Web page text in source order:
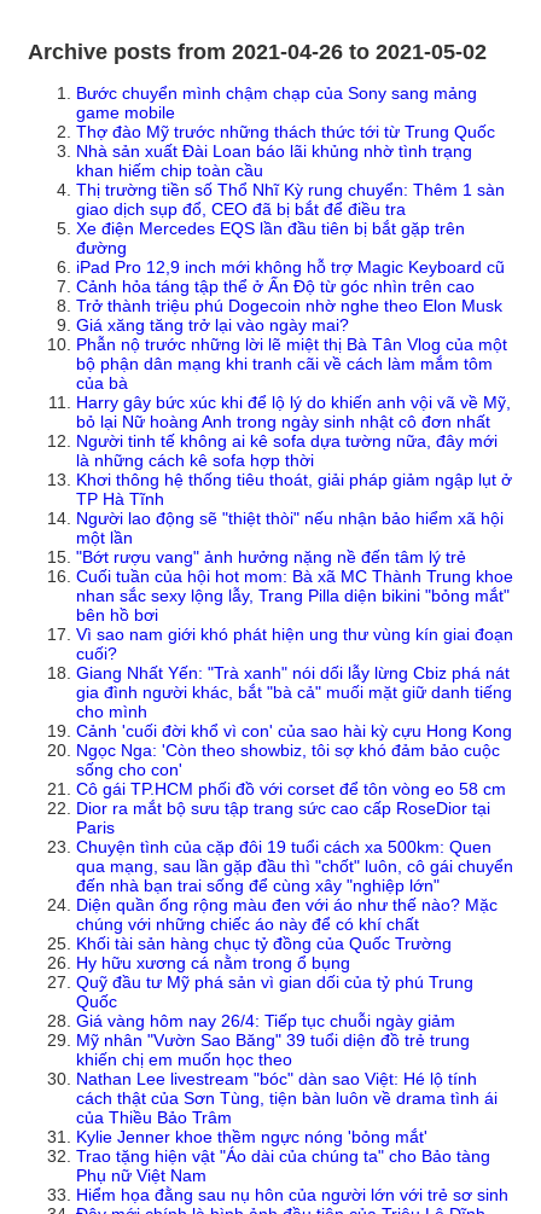
Archive posts from 2021-04-26 to 2021-05-02
Bước chuyển mình chậm chạp của Sony sang mảng
game mobile
Thợ đào Mỹ trước những thách thức tới từ Trung Quốc
Nhà sản xuất Đài Loan báo lãi khủng nhờ tình trạng
khan hiếm chip toàn cầu
Thị trường tiền số Thổ Nhĩ Kỳ rung chuyển: Thêm 1 sàn
giao dịch sụp đổ, CEO đã bị bắt để điều tra
Xe điện Mercedes EQS lần đầu tiên bị bắt gặp trên
đường
iPad Pro 12,9 inch mới không hỗ trợ Magic Keyboard cũ
Cảnh hỏa táng tập thể ở Ấn Độ từ góc nhìn trên cao
Trở thành triệu phú Dogecoin nhờ nghe theo Elon Musk
Giá xăng tăng trở lại vào ngày mai?
Phẫn nộ trước những lời lẽ miệt thị Bà Tân Vlog của một
bộ phận dân mạng khi tranh cãi về cách làm mắm tôm
của bà
Harry gây bức xúc khi để lộ lý do khiến anh vội vã về Mỹ,
bỏ lại Nữ hoàng Anh trong ngày sinh nhật cô đơn nhất
Người tinh tế không ai kê sofa dựa tường nữa, đây mới
là những cách kê sofa hợp thời
Khơi thông hệ thống tiêu thoát, giải pháp giảm ngập lụt ở
TP Hà Tĩnh
Người lao động sẽ "thiệt thòi" nếu nhận bảo hiểm xã hội
một lần
"Bớt rượu vang" ảnh hưởng nặng nề đến tâm lý trẻ
Cuối tuần của hội hot mom: Bà xã MC Thành Trung khoe
nhan sắc sexy lộng lẫy, Trang Pilla diện bikini "bỏng mắt"
bên hồ bơi
Vì sao nam giới khó phát hiện ung thư vùng kín giai đoạn
cuối?
Giang Nhất Yến: "Trà xanh" nói dối lẫy lừng Cbiz phá nát
gia đình người khác, bắt "bà cả" muối mặt giữ danh tiếng
cho mình
Cảnh 'cuối đời khổ vì con' của sao hài kỳ cựu Hong Kong
Ngọc Nga: 'Còn theo showbiz, tôi sợ khó đảm bảo cuộc
sống cho con'
Cô gái TP.HCM phối đồ với corset để tôn vòng eo 58 cm
Dior ra mắt bộ sưu tập trang sức cao cấp RoseDior tại
Paris
Chuyện tình của cặp đôi 19 tuổi cách xa 500km: Quen
qua mạng, sau lần gặp đầu thì "chốt" luôn, cô gái chuyển
đến nhà bạn trai sống để cùng xây "nghiệp lớn"
Diện quần ống rộng màu đen với áo như thế nào? Mặc
chúng với những chiếc áo này để có khí chất
Khối tài sản hàng chục tỷ đồng của Quốc Trường
Hy hữu xương cá nằm trong ổ bụng
Quỹ đầu tư Mỹ phá sản vì gian dối của tỷ phú Trung
Quốc
Giá vàng hôm nay 26/4: Tiếp tục chuỗi ngày giảm
Mỹ nhân "Vườn Sao Băng" 39 tuổi diện đồ trẻ trung
khiến chị em muốn học theo
Nathan Lee livestream "bóc" dàn sao Việt: Hé lộ tính
cách thật của Sơn Tùng, tiện bàn luôn về drama tình ái
của Thiều Bảo Trâm
Kylie Jenner khoe thềm ngực nóng 'bỏng mắt'
Trao tặng hiện vật "Áo dài của chúng ta" cho Bảo tàng
Phụ nữ Việt Nam
Hiểm họa đằng sau nụ hôn của người lớn với trẻ sơ sinh